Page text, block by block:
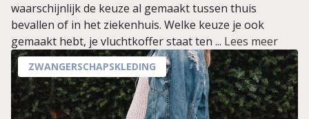
waarschijnlijk de keuze al gemaakt tussen thuis
bevallen of in het ziekenhuis. Welke keuze je ook
gemaakt hebt, je vluchtkoffer staat ten ... Lees meer
ZWANGERSCHAPSKLEDING